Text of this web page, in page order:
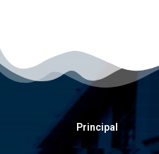
Principal